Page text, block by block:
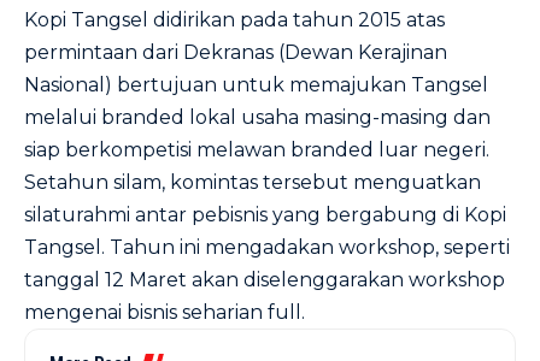
Kopi Tangsel didirikan pada tahun 2015 atas
permintaan dari Dekranas (Dewan Kerajinan
Nasional) bertujuan untuk memajukan Tangsel
melalui branded lokal usaha masing-masing dan
siap berkompetisi melawan branded luar negeri.
Setahun silam, komintas tersebut menguatkan
silaturahmi antar pebisnis yang bergabung di Kopi
Tangsel. Tahun ini mengadakan workshop, seperti
tanggal 12 Maret akan diselenggarakan workshop
mengenai bisnis seharian full.